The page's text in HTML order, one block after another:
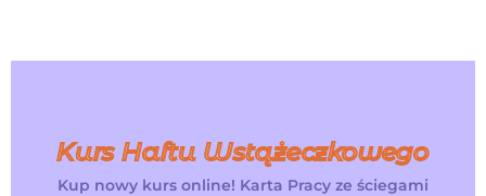
Kurs Haftu Wstążeczkowego
Kup nowy kurs online! Karta Pracy ze ściegami